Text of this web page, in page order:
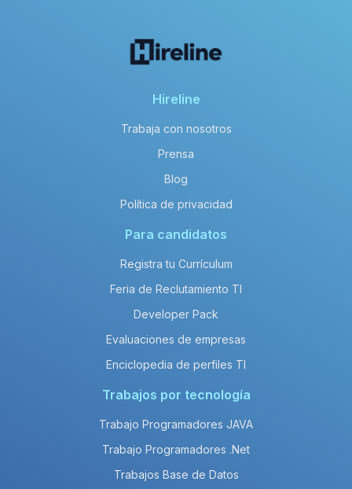
Hireline
Trabaja con nosotros
Prensa
Blog
Política de privacidad
Para candidatos
Registra tu Currículum
Feria de Reclutamiento TI
Developer Pack
Evaluaciones de empresas
Enciclopedia de perfiles TI
Trabajos por tecnología
Trabajo Programadores JAVA
Trabajo Programadores .Net
Trabajos Base de Datos